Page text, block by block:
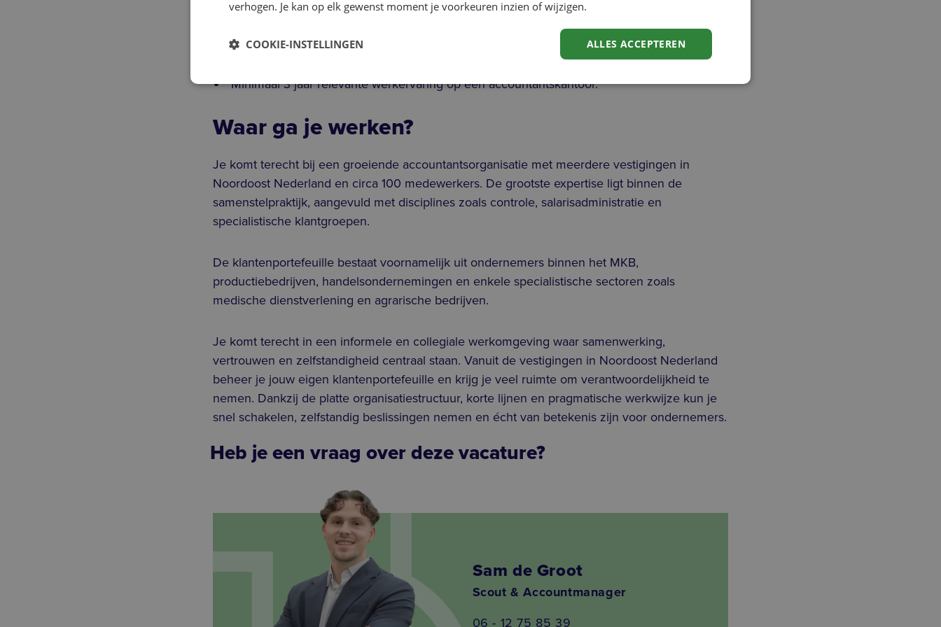
Een afgeronde hbo-opleiding, bijvoorbeeld accountancy of finance & control;
Minimaal 3 jaar relevante werkervaring op een accountantskantoor.
Waar ga je werken?
Je komt terecht bij een groeiende accountantsorganisatie met meerdere vestigingen in
Noordoost Nederland en circa 100 medewerkers. De grootste expertise ligt binnen de
samenstelpraktijk, aangevuld met disciplines zoals controle, salarisadministratie en
specialistische klantgroepen.
De klantenportefeuille bestaat voornamelijk uit ondernemers binnen het MKB,
productiebedrijven, handelsondernemingen en enkele specialistische sectoren zoals
medische dienstverlening en agrarische bedrijven.
Je komt terecht in een informele en collegiale werkomgeving waar samenwerking,
vertrouwen en zelfstandigheid centraal staan. Vanuit de vestigingen in Noordoost Nederland
beheer je jouw eigen klantenportefeuille en krijg je veel ruimte om verantwoordelijkheid te
nemen. Dankzij de platte organisatiestructuur, korte lijnen en pragmatische werkwijze kun je
snel schakelen, zelfstandig beslissingen nemen en écht van betekenis zijn voor ondernemers.
Heb je een vraag over deze vacature?
Sam de Groot
Scout & Accountmanager
06 - 12 75 85 39
verhogen. Je kan op elk gewenst moment je voorkeuren inzien of wijzigen.
ALLES ACCEPTEREN
COOKIE-INSTELLINGEN